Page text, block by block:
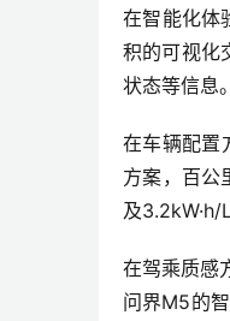
在智能化体
积的可视化
状态等信息
在车辆配置
方案，百公
及3.2kW·h/
在驾乘质感
问界M5的